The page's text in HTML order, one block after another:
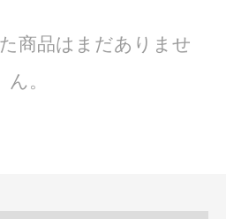
商品はまだありませ
ん。